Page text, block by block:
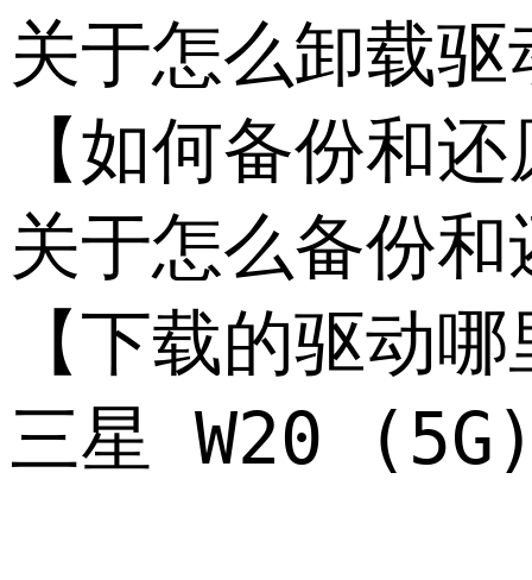
关于怎么卸载
【如何备份和
关于怎么备份
【下载的驱动
三星 W20 (5G)